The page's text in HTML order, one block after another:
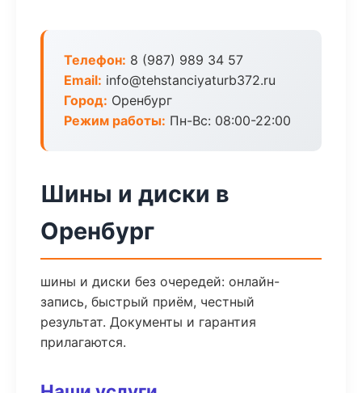
Телефон: 8 (987) 989 34 57
Email: info@tehstanciyaturb372.ru
Город: Оренбург
Режим работы: Пн-Вс: 08:00-22:00
Шины и диски в
Оренбург
шины и диски без очередей: онлайн-
запись, быстрый приём, честный
результат. Документы и гарантия
прилагаются.